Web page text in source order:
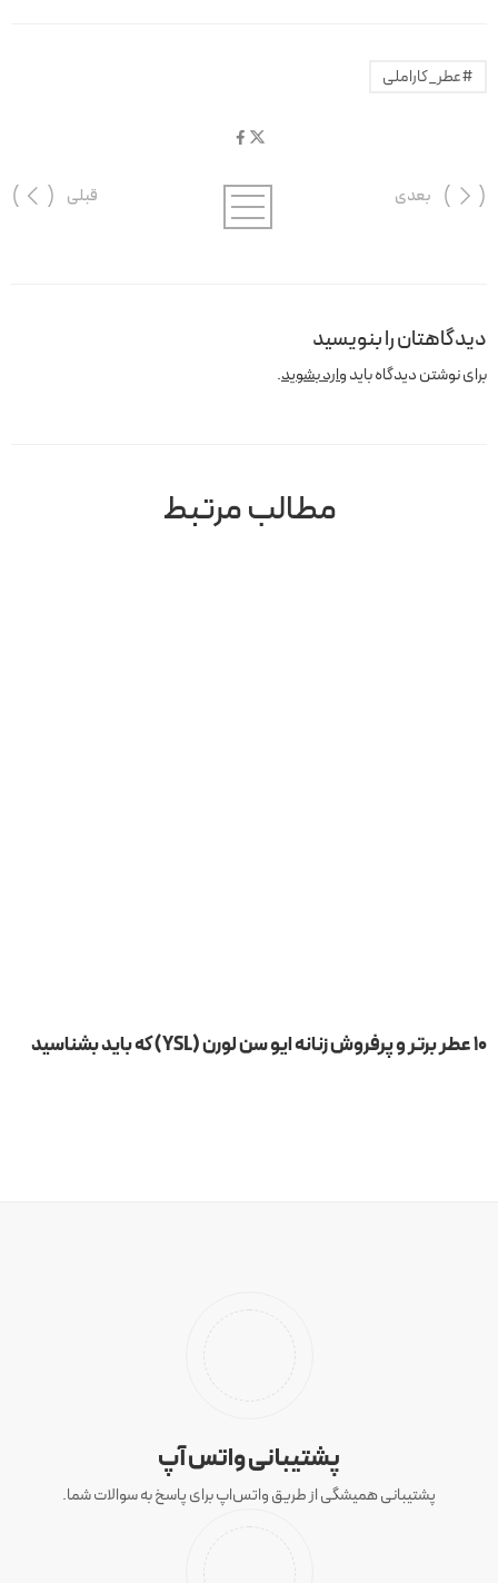
#عطر_کاراملی
قبلی بعدی
دیدگاهتان را بنویسید
برای نوشتن دیدگاه بایدوارد بشوید.
مطالب مرتبط
۱۰ عطر برتر و پرفروش زنانه ایو سن لورن (YSL) که باید بشناسید
پشتیبانی واتس آپ
پشتیبانی همیشگی از طریق واتس‌اپ برای پاسخ به سوالات شما.